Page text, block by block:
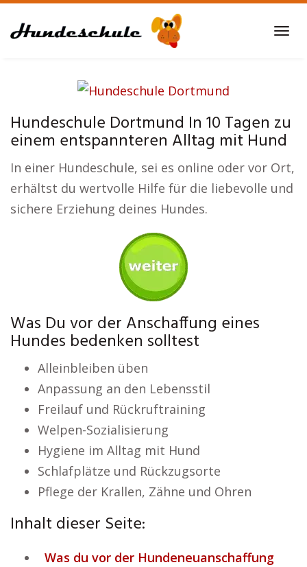
to
Hundeschule Dortmund In 10 Tagen zu
einem entspannteren Alltag mit Hund
In einer Hundeschule, sei es online oder vor Ort,
erhältst du wertvolle Hilfe für die liebevolle und
sichere Erziehung deines Hundes.
Was Du vor der Anschaffung eines
Hundes bedenken solltest
Alleinbleiben üben
Anpassung an den Lebensstil
Freilauf und Rückruftraining
Welpen-Sozialisierung
Hygiene im Alltag mit Hund
Schlafplätze und Rückzugsorte
Pflege der Krallen, Zähne und Ohren
Inhalt dieser Seite:
Was du vor der Hundeneuanschaffung